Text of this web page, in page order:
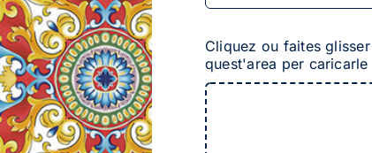
Cliquez ou faites
quest'area per caricarle